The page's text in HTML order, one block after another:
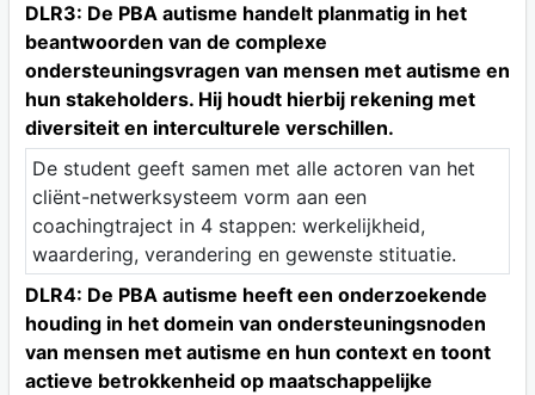
DLR3: De PBA autisme handelt planmatig in het
beantwoorden van de complexe
ondersteuningsvragen van mensen met autisme en
hun stakeholders. Hij houdt hierbij rekening met
diversiteit en interculturele verschillen.
De student geeft samen met alle actoren van het
cliënt-netwerksysteem vorm aan een
coachingtraject in 4 stappen: werkelijkheid,
waardering, verandering en gewenste stituatie.
DLR4: De PBA autisme heeft een onderzoekende
houding in het domein van ondersteuningsnoden
van mensen met autisme en hun context en toont
actieve betrokkenheid op maatschappelijke